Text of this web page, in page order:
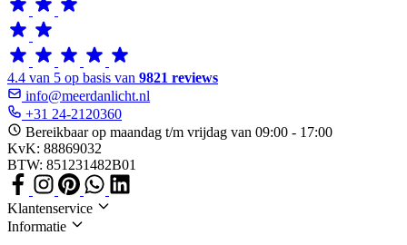
4.4 van 5 op basis van 9821 reviews
info@meerdanlicht.nl
+31 24-2120360
Bereikbaar op maandag t/m vrijdag van 09:00 - 17:00
KvK: 88869032
BTW: 851231482B01
Klantenservice
Informatie